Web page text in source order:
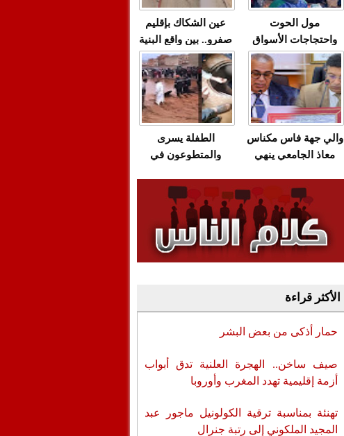
عين الشكاك بإقليم
صفرو.. بين واقع البنية
التحتية المهترئة
والحملات الانتخابية
المبكرة(فيديو)
مول الحوت
واحتجاجات الأسواق
الأسبوعية/الاحتقان
الصامت والتراشق
بـ"الصناديق"/أخنوش
يرد بالصمت المريب
الطفلة يسرى
والمتطوعون في
وقنوات صرف صحي
تقتل والمحاسبة يجب
أن تطال المسؤولين
والي جهة فاس مكناس
معاذ الجامعي ينهي
والعمال مع شركة
سيتي باص + وثيقة
وفيديو
الأكثر قراءة
حمار أذكى من بعض البشر
صيف ساخن.. الهجرة العلنية تدق أبواب
أزمة إقليمية تهدد المغرب وأوروبا
تهنئة بمناسبة ترقية الكولونيل ماجور عبد
المجيد الملكوني إلى رتبة جنرال